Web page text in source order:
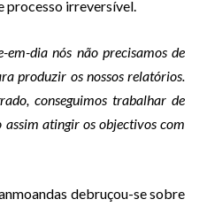
processo irreversível.
dia nós não precisamos de
produzir os nossos relatórios.
conseguimos trabalhar de
atingir os objectivos com
debruçou-se sobre